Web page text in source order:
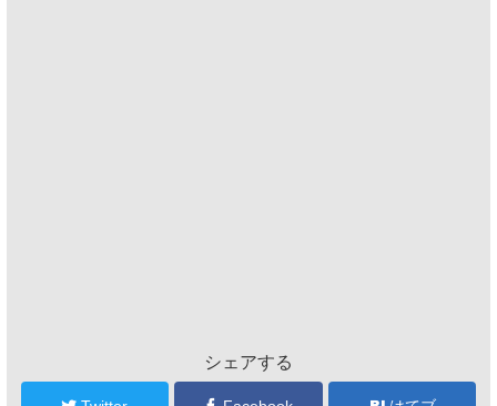
シェアする